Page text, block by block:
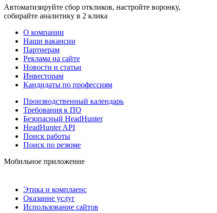
Автоматизируйте сбор откликов, настройте воронку,
собирайте аналитику в 2 клика
О компании
Наши вакансии
Партнерам
Реклама на сайте
Новости и статьи
Инвесторам
Кандидаты по профессиям
Производственный календарь
Требования к ПО
Безопасный HeadHunter
HeadHunter API
Поиск работы
Поиск по резюме
Мобильное приложение
Этика и комплаенс
Оказание услуг
Использование сайтов